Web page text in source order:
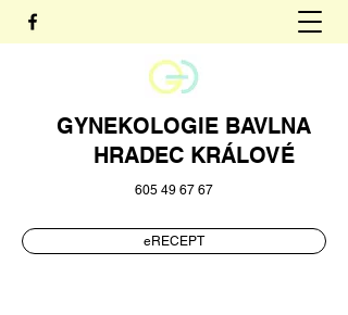
GYNEKOLOGIE BAVLNA
HRADEC KRÁLOVÉ
605 49 67 67
eRECEPT